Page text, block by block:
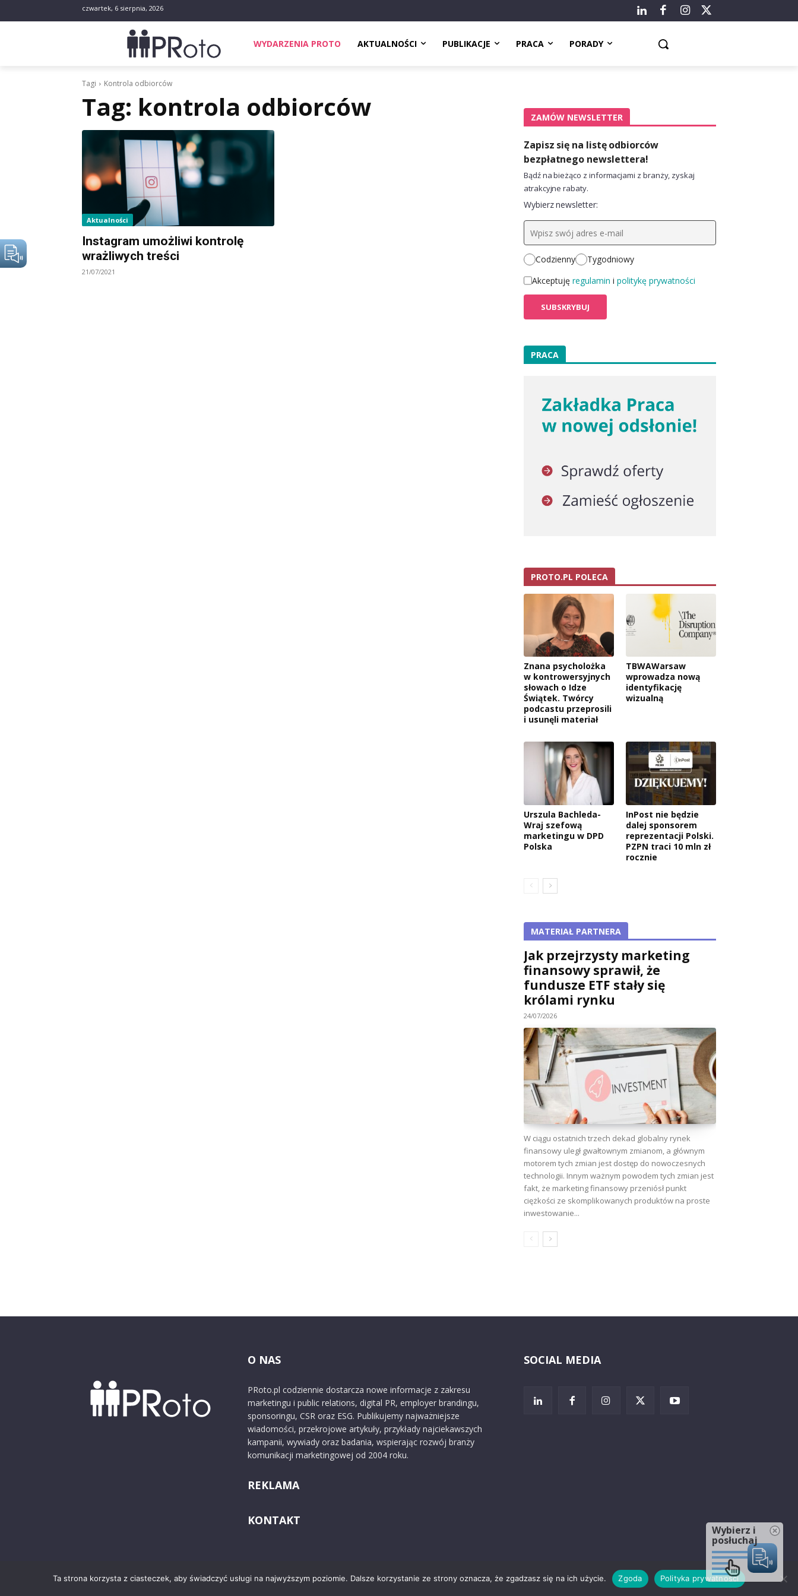
czwartek, 6 sierpnia, 2026
WYDARZENIA PROTO AKTUALNOŚCI PUBLIKACJE PRACA PORADY
Tagi Kontrola odbiorców
Tag: kontrola odbiorców
Aktualności
Instagram umożliwi kontrolę
wrażliwych treści
21/07/2021
ZAMÓW NEWSLETTER
Zapisz się na listę odbiorców
bezpłatnego newslettera!
Bądź na bieżąco z informacjami z branży, zyskaj
atrakcyjne rabaty.
Wybierz newsletter:
Codzienny
Tygodniowy
Akceptuję regulamin i politykę prywatności
PRACA
PROTO.PL POLECA
Znana psycholożka
w kontrowersyjnych
słowach o Idze
Świątek. Twórcy
podcastu przeprosili
i usunęli materiał
TBWAWarsaw
wprowadza nową
identyfikację
wizualną
Urszula Bachleda-
Wraj szefową
marketingu w DPD
Polska
InPost nie będzie
dalej sponsorem
reprezentacji Polski.
PZPN traci 10 mln zł
rocznie
MATERIAŁ PARTNERA
Jak przejrzysty marketing
finansowy sprawił, że
fundusze ETF stały się
królami rynku
24/07/2026
W ciągu ostatnich trzech dekad globalny rynek
finansowy uległ gwałtownym zmianom, a głównym
motorem tych zmian jest dostęp do nowoczesnych
technologii. Innym ważnym powodem tych zmian jest
fakt, że marketing finansowy przeniósł punkt
ciężkości ze skomplikowanych produktów na proste
inwestowanie...
O NAS
PRoto.pl codziennie dostarcza nowe informacje z zakresu
marketingu i public relations, digital PR, employer brandingu,
sponsoringu, CSR oraz ESG. Publikujemy najważniejsze
wiadomości, przekrojowe artykuły, przykłady najciekawszych
kampanii, wywiady oraz badania, wspierając rozwój branży
komunikacji marketingowej od 2004 roku.
REKLAMA
KONTAKT
SOCIAL MEDIA
© 2024 PRoto.pl O nas Reklama Zastrzeżenia prawne
Ta strona korzysta z ciasteczek, aby świadczyć usługi na najwyższym poziomie. Dalsze korzystanie ze strony oznacza, że zgadzasz się na ich użycie. Zgoda Polityka prywatności
Wybierz i
posłuchaj